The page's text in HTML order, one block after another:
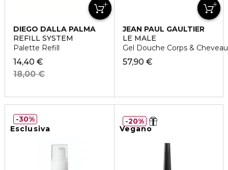
DIEGO DALLA PALMA
REFILL SYSTEM
Palette Refill
14,40 €
18,00 €
JEAN PAUL GAULTIER
LE MALE
Gel Douche Corps &
57,90 €
Esclusiva
30%
Vegano
20%